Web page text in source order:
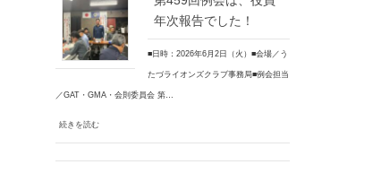
年次報告でした！
■日時：2026年6月2日（火）■会場／う
たづライオンズクラブ事務局■例会担当
／GAT・GMA・会則委員会 第…
続きを読む